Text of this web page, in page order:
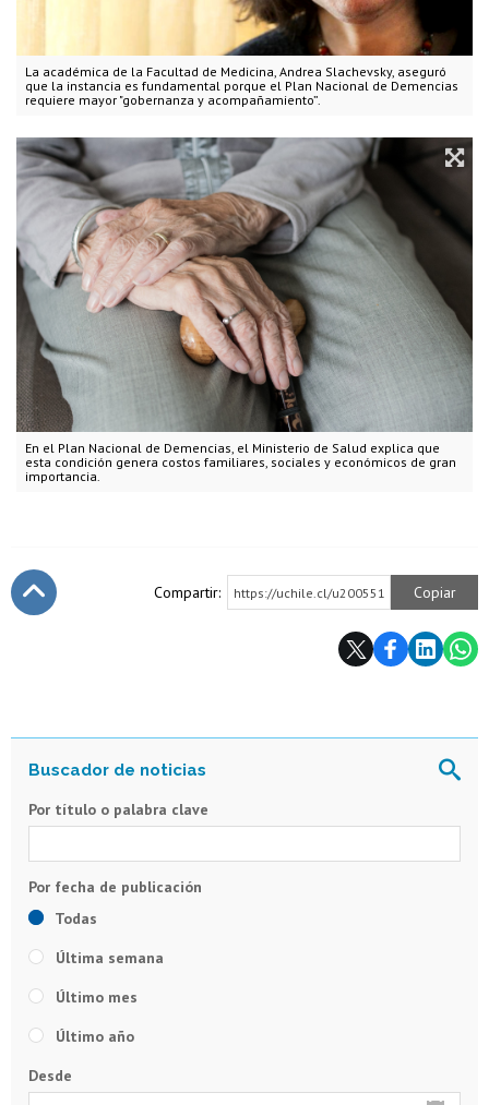
La académica de la Facultad de Medicina, Andrea Slachevsky, aseguró
que la instancia es fundamental porque el Plan Nacional de Demencias
requiere mayor "gobernanza y acompañamiento”.
En el Plan Nacional de Demencias, el Ministerio de Salud explica que
esta condición genera costos familiares, sociales y económicos de gran
importancia.
Compartir: https://uchile.cl/u200551 Copiar
Por título o palabra clave
Todas
Última semana
Último mes
Último año
Desde